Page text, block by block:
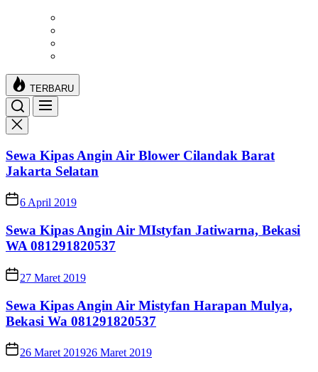
TERBARU
Sewa Kipas Angin Air Blower Cilandak Barat
Jakarta Selatan
6 April 2019
Sewa Kipas Angin Air MIstyfan Jatiwarna, Bekasi
WA 081291820537
27 Maret 2019
Sewa Kipas Angin Air Mistyfan Harapan Mulya,
Bekasi Wa 081291820537
26 Maret 201926 Maret 2019